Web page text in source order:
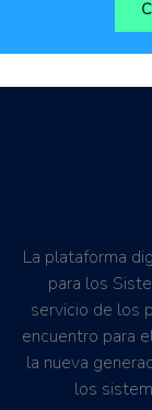
La plataforma
para los
servicio de los
encuentro para
la nueva
los